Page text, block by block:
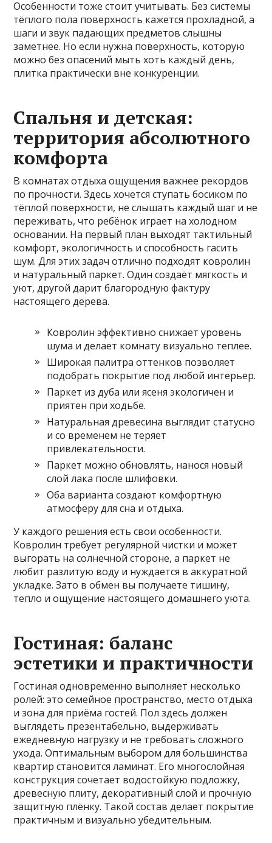
Особенности тоже стоит учитывать. Без системы
тёплого пола поверхность кажется прохладной, а
шаги и звук падающих предметов слышны
заметнее. Но если нужна поверхность, которую
можно без опасений мыть хоть каждый день,
плитка практически вне конкуренции.
Спальня и детская:
территория абсолютного
комфорта
В комнатах отдыха ощущения важнее рекордов
по прочности. Здесь хочется ступать босиком по
тёплой поверхности, не слышать каждый шаг и не
переживать, что ребёнок играет на холодном
основании. На первый план выходят тактильный
комфорт, экологичность и способность гасить
шум. Для этих задач отлично подходят ковролин
и натуральный паркет. Один создаёт мягкость и
уют, другой дарит благородную фактуру
настоящего дерева.
Ковролин эффективно снижает уровень
шума и делает комнату визуально теплее.
Широкая палитра оттенков позволяет
подобрать покрытие под любой интерьер.
Паркет из дуба или ясеня экологичен и
приятен при ходьбе.
Натуральная древесина выглядит статусно
и со временем не теряет
привлекательности.
Паркет можно обновлять, нанося новый
слой лака после шлифовки.
Оба варианта создают комфортную
атмосферу для сна и отдыха.
У каждого решения есть свои особенности.
Ковролин требует регулярной чистки и может
выгорать на солнечной стороне, а паркет не
любит разлитую воду и нуждается в аккуратной
укладке. Зато в обмен вы получаете тишину,
тепло и ощущение настоящего домашнего уюта.
Гостиная: баланс
эстетики и практичности
Гостиная одновременно выполняет несколько
ролей: это семейное пространство, место отдыха
и зона для приёма гостей. Пол здесь должен
выглядеть презентабельно, выдерживать
ежедневную нагрузку и не требовать сложного
ухода. Оптимальным выбором для большинства
квартир становится ламинат. Его многослойная
конструкция сочетает водостойкую подложку,
древесную плиту, декоративный слой и прочную
защитную плёнку. Такой состав делает покрытие
практичным и визуально убедительным.